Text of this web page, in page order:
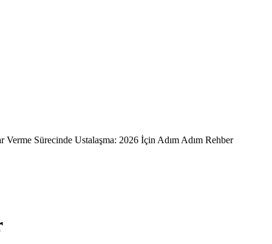
Verme Sürecinde Ustalaşma: 2026 İçin Adım Adım Rehber